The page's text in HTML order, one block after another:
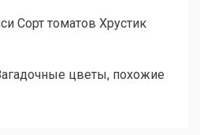
Сорт томатов Хрустик
цветы, похожие